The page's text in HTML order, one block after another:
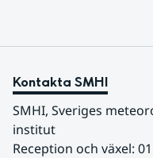
Kontakta SMHI
SMHI, Sveriges
institut
Reception och växel: